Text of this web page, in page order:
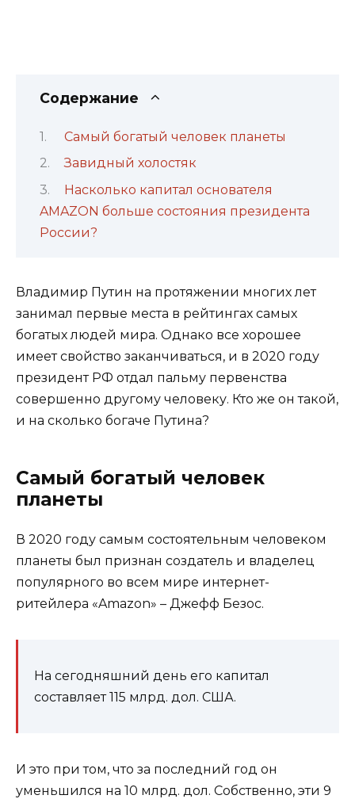
Содержание
Самый богатый человек планеты
Завидный холостяк
Насколько капитал основателя
AMAZON больше состояния президента
России?
Владимир Путин на протяжении многих лет
занимал первые места в рейтингах самых
богатых людей мира. Однако все хорошее
имеет свойство заканчиваться, и в 2020 году
президент РФ отдал пальму первенства
совершенно другому человеку. Кто же он такой,
и на сколько богаче Путина?
Самый богатый человек
планеты
В 2020 году самым состоятельным человеком
планеты был признан создатель и владелец
популярного во всем мире интернет-
ритейлера «Amazon» – Джефф Безос.
На сегодняшний день его капитал
составляет 115 млрд. дол. США.
И это при том, что за последний год он
уменьшился на 10 млрд. дол. Собственно, эти 9